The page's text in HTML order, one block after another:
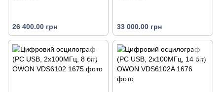
26 400.00 грн 33 000.00 грн